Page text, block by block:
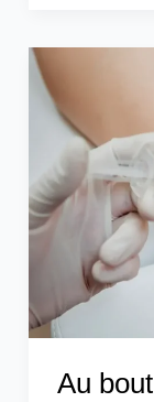
Au
de
combien
de
temps
infiltration
fait
effet
?